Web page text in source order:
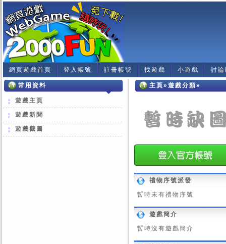
網頁遊戲首頁 登入帳號 註冊帳號 找遊戲 小遊戲 討
常用資料
遊戲主頁
遊戲新聞
遊戲截圖
主頁»遊戲分類»
禮物序號派發
暫時未有禮物序號
遊戲簡介
暫時沒有遊戲簡介